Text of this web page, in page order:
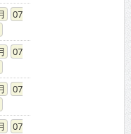
07
07
07
07